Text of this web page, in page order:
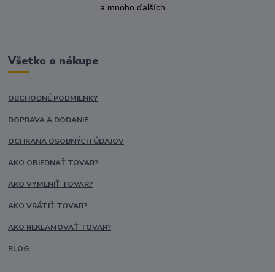
a mnoho ďalších....
Všetko o nákupe
OBCHODNÉ PODMIENKY
DOPRAVA A DODANIE
OCHRANA OSOBNÝCH ÚDAJOV
AKO OBJEDNAŤ TOVAR?
AKO VYMENIŤ TOVAR?
AKO VRÁTIŤ TOVAR?
AKO REKLAMOVAŤ TOVAR?
BLOG